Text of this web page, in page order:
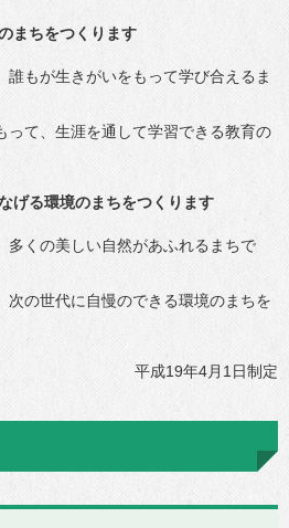
まちをつくります
誰もが生きがいをもって学び合えるま
って、生涯を通して学習できる教育の
げる環境のまちをつくります
多くの美しい自然があふれるまちで
次の世代に自慢のできる環境のまちを
平成19年4月1日制定